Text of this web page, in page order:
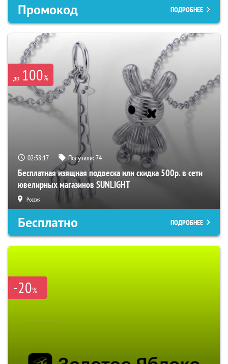
Промокод ПОДРОБНЕЕ
до 100%
02:58:16 Получили:74
Бесплатная изящная подвеска или скидка 500р. в сети
ювелирных магазинов SUNLIGHT
Россия
Бесплатно ПОДРОБНЕЕ
-20%